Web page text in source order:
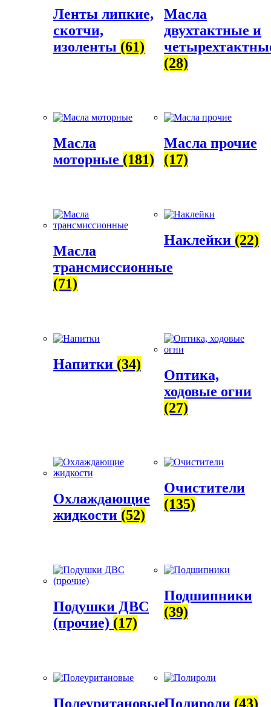
Ленты липкие,
скотчи,
изоленты (61)
Масла
двухтактные и
(28)
Масла
моторные (181)
Масла прочие
(17)
Масла
трансмиссионные
(71)
Наклейки (22)
Напитки (34)
Оптика,
ходовые огни
(27)
Охлаждающие
жидкости (52)
Очистители
(135)
Подушки ДВС
(прочие) (17)
Подшипники
(39)
ПолеуритановыеПолироли (43)